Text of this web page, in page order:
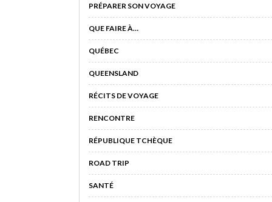
PRÉPARER SON VOYAGE
QUE FAIRE À…
QUÉBEC
QUEENSLAND
RÉCITS DE VOYAGE
RENCONTRE
RÉPUBLIQUE TCHÈQUE
ROAD TRIP
SANTÉ